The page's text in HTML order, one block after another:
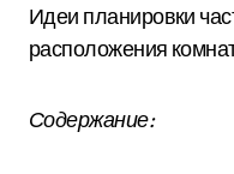
Идеи планировки
расположения
Содержание: